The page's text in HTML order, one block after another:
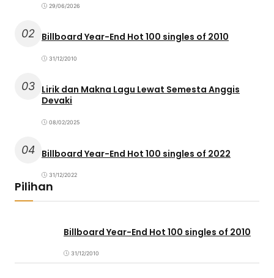
29/06/2026
02 Billboard Year-End Hot 100 singles of 2010
31/12/2010
03 Lirik dan Makna Lagu Lewat Semesta Anggis
Devaki
08/02/2025
04 Billboard Year-End Hot 100 singles of 2022
31/12/2022
Pilihan
Billboard Year-End Hot 100 singles of 2010
31/12/2010